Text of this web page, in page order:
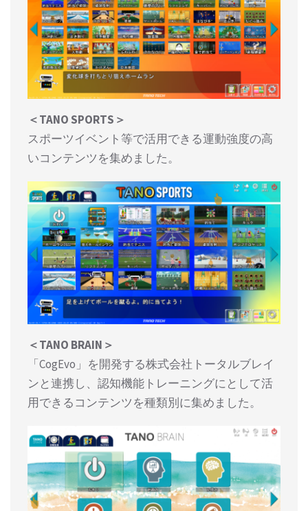
＜TANO SPORTS＞
スポーツイベント等で活用できる運動強度の高
いコンテンツを集めました。
＜TANO BRAIN＞
「CogEvo」を開発する株式会社トータルブレイ
ンと連携し、認知機能トレーニングにとして活
用できるコンテンツを種類別に集めました。